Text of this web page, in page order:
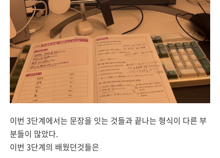
이번 3단계에서는 문장을 잇는 것들과 끝나는 형식이 다른 부
분들이 많았다.
이번 3단계의 배웠던것들은